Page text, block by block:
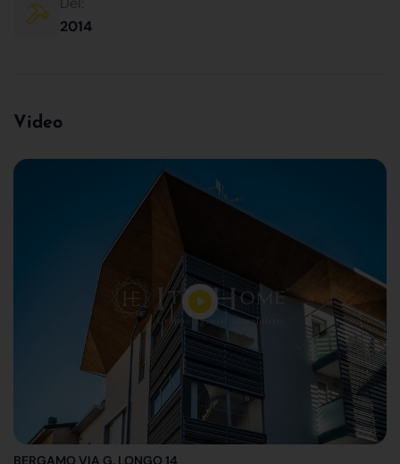
2014
Video
BERGAMO VIA G. LONGO 14